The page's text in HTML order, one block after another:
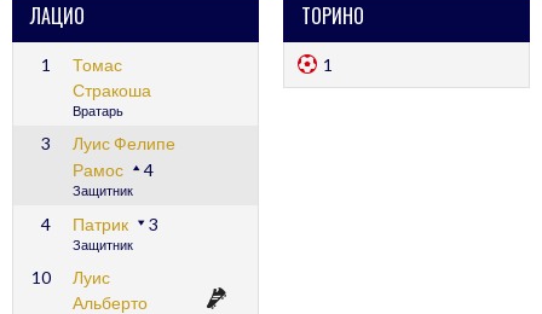
ЛАЦИО
1
Томас
Стракоша
Вратарь
3
Луис Фелипе
Рамос
4
Защитник
4 Патрик 3
Защитник
10
Луис
Альберто
ТОРИНО
1